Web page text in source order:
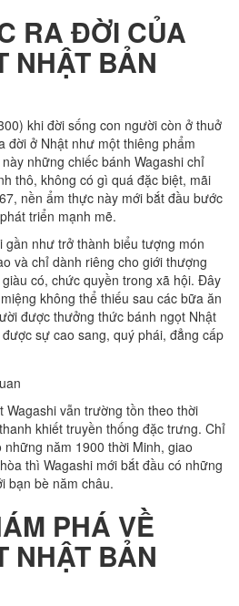
RA ĐỜI CỦA
NHẬT BẢN
khi đời sống con người còn ở thuở
đời ở Nhật như một thiêng phẩm
những chiếc bánh Wagashi chỉ
thô, không có gì quá đặc biệt, mãi
nền ẩm thực này mới bắt đầu bước
triển mạnh mẽ.
gần như trở thành biểu tượng món
và chỉ dành riêng cho giới thượng
có, chức quyền trong xã hội. Đây
không thể thiếu sau các bữa ăn
được thưởng thức bánh ngọt Nhật
sự cao sang, quý phái, đẳng cấp
Wagashi vẫn trường tồn theo thời
khiết truyền thống đặc trưng. Chỉ
năm 1900 thời Minh, giao
thì Wagashi mới bắt đầu có những
bạn bè năm châu.
PHÁ VỀ
NHẬT BẢN